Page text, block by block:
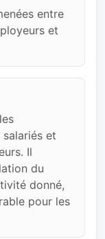
entre
et
et
Il
du
donné,
pour les